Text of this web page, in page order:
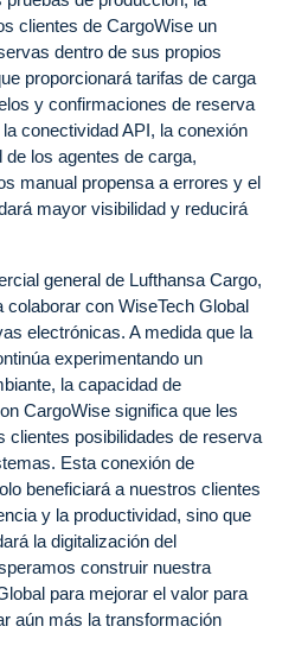
clientes de CargoWise un
dentro de sus propios
proporcionará tarifas de carga
y confirmaciones de reserva
conectividad API, la conexión
los agentes de carga,
manual propensa a errores y el
mayor visibilidad y reducirá
general de Lufthansa Cargo,
con WiseTech Global
electrónicas. A medida que la
experimentando un
la capacidad de
CargoWise significa que les
clientes posibilidades de reserva
Esta conexión de
beneficiará a nuestros clientes
y la productividad, sino que
la digitalización del
construir nuestra
para mejorar el valor para
aún más la transformación